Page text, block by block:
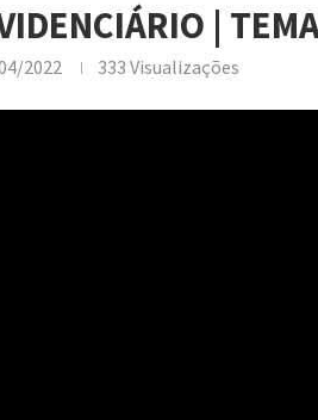
|
2022 333 Visualizações